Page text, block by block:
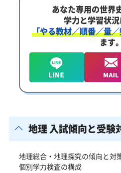
あなた専用の世界
学力と学習状
「やる教材／順番／量
ます。
地理 入試傾向と受験
地理総合・地理探究の傾向と対
個別学力検査の構成